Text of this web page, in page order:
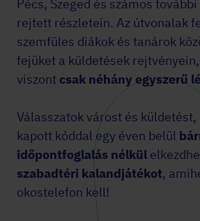
Pécs, Szeged és számos
rejtett részletein. Az útvonalak
szemfüles diákok és tanárok
fejüket a küldetések
viszont csak néhány egyszerű
Válasszatok várost és
kapott kóddal egy éven belül
időpontfoglalás nélkül
szabadtéri kalandjátékot,
okostelefon kell!